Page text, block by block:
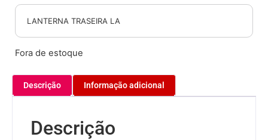
LANTERNA TRASEIRA LA
Fora de estoque
Descrição Informação adicional
Descrição